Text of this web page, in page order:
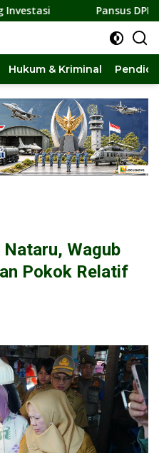
Pansus DPRD Sulteng
Hukum & Kriminal
Wagub
Pokok Relatif